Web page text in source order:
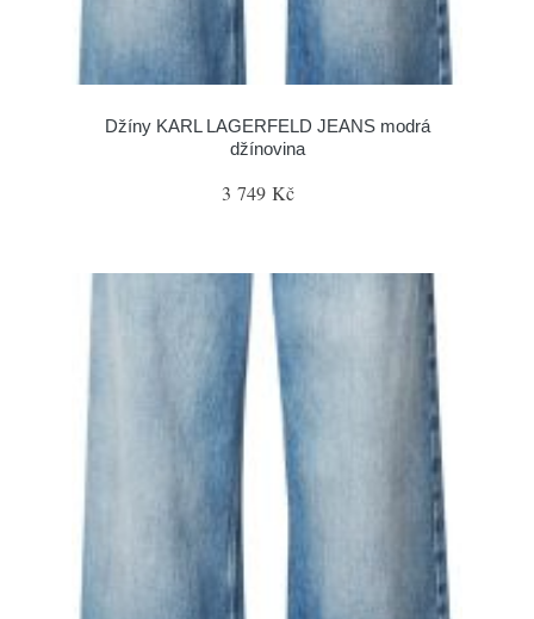
Džíny KARL LAGERFELD JEANS modrá
džínovina
3 749 Kč